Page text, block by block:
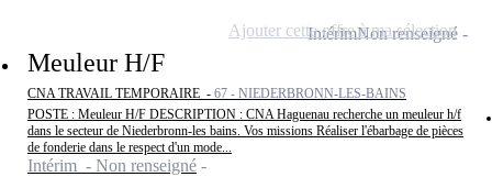
Meuleur H/F
CNA TRAVAIL TEMPORAIRE - 67 - NIEDERBRONN-LES-BAINS
POSTE : Meuleur H/F DESCRIPTION : CNA Haguenau recherche un meuleur h/f
dans le secteur de Niederbronn-les bains. Vos missions Réaliser l'ébarbage de pièces
de fonderie dans le respect d'un mode...
Intérim - Non renseigné
IntérimNon renseigné
Ajouter cette offre à ma sélection